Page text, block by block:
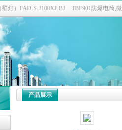
灯）FAD-S-J100XJ-BJ TBF901防爆电筒,
无极工厂灯,三防无极灯
产品展示